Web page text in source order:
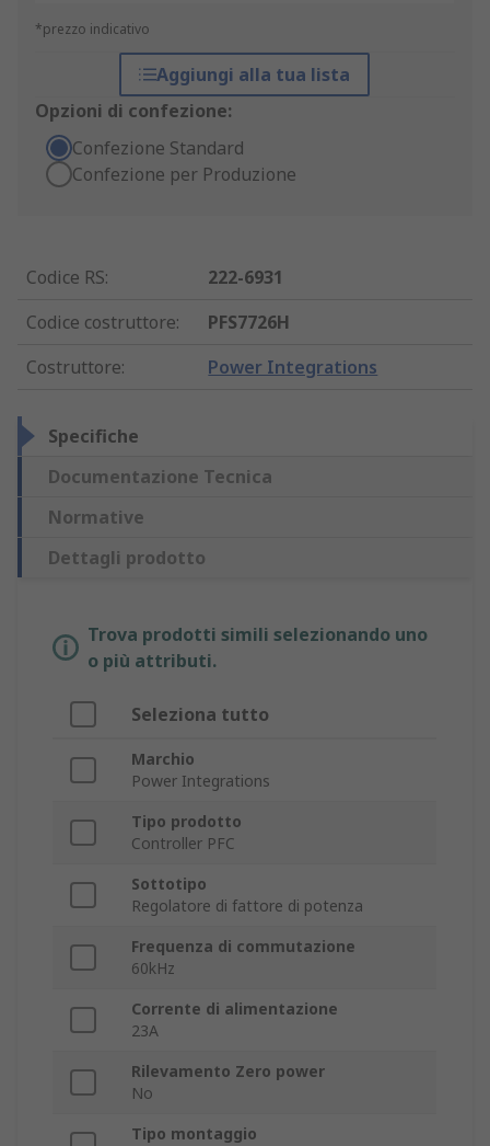
*prezzo indicativo
Aggiungi alla tua lista
Opzioni di confezione:
Confezione Standard
Confezione per Produzione
Codice RS:
222-6931
Codice costruttore:
PFS7726H
Costruttore: Power Integrations
Specifiche
Documentazione Tecnica
Normative
Dettagli prodotto
Trova prodotti simili selezionando uno
o più attributi.
Seleziona tutto
Marchio
Power Integrations
Tipo prodotto
Controller PFC
Sottotipo
Regolatore di fattore di potenza
Frequenza di commutazione
60kHz
Corrente di alimentazione
23A
Rilevamento Zero power
No
Tipo montaggio